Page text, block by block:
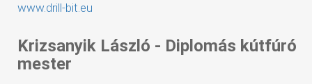
www.drill-bit.eu
Krizsanyik László - Diplomás kútfúró
mester